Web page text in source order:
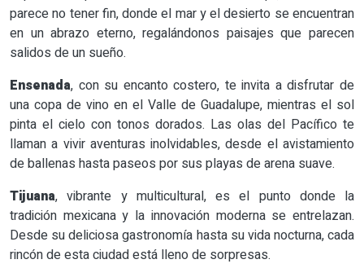
parece no tener fin, donde el mar y el desierto se encuentran
en un abrazo eterno, regalándonos paisajes que parecen
salidos de un sueño.
Ensenada, con su encanto costero, te invita a disfrutar de
una copa de vino en el Valle de Guadalupe, mientras el sol
pinta el cielo con tonos dorados. Las olas del Pacífico te
llaman a vivir aventuras inolvidables, desde el avistamiento
de ballenas hasta paseos por sus playas de arena suave.
Tijuana, vibrante y multicultural, es el punto donde la
tradición mexicana y la innovación moderna se entrelazan.
Desde su deliciosa gastronomía hasta su vida nocturna, cada
rincón de esta ciudad está lleno de sorpresas.